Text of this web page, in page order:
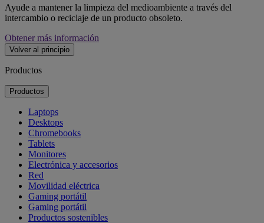
Ayude a mantener la limpieza del medioambiente a través del
intercambio o reciclaje de un producto obsoleto.
Obtener más información
Volver al principio
Productos
Productos
Laptops
Desktops
Chromebooks
Tablets
Monitores
Electrónica y accesorios
Red
Movilidad eléctrica
Gaming portátil
Gaming portátil
Productos sostenibles